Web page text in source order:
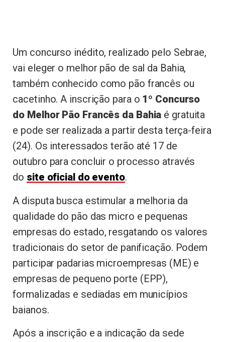
Um concurso inédito, realizado pelo Sebrae,
vai eleger o melhor pão de sal da Bahia,
também conhecido como pão francês ou
cacetinho. A inscrição para o 1º Concurso
do Melhor Pão Francês da Bahia é gratuita
e pode ser realizada a partir desta terça-feira
(24). Os interessados terão até 17 de
outubro para concluir o processo através
do site oficial do evento.
A disputa busca estimular a melhoria da
qualidade do pão das micro e pequenas
empresas do estado, resgatando os valores
tradicionais do setor de panificação. Podem
participar padarias microempresas (ME) e
empresas de pequeno porte (EPP),
formalizadas e sediadas em municípios
baianos.
Após a inscrição e a indicação da sede